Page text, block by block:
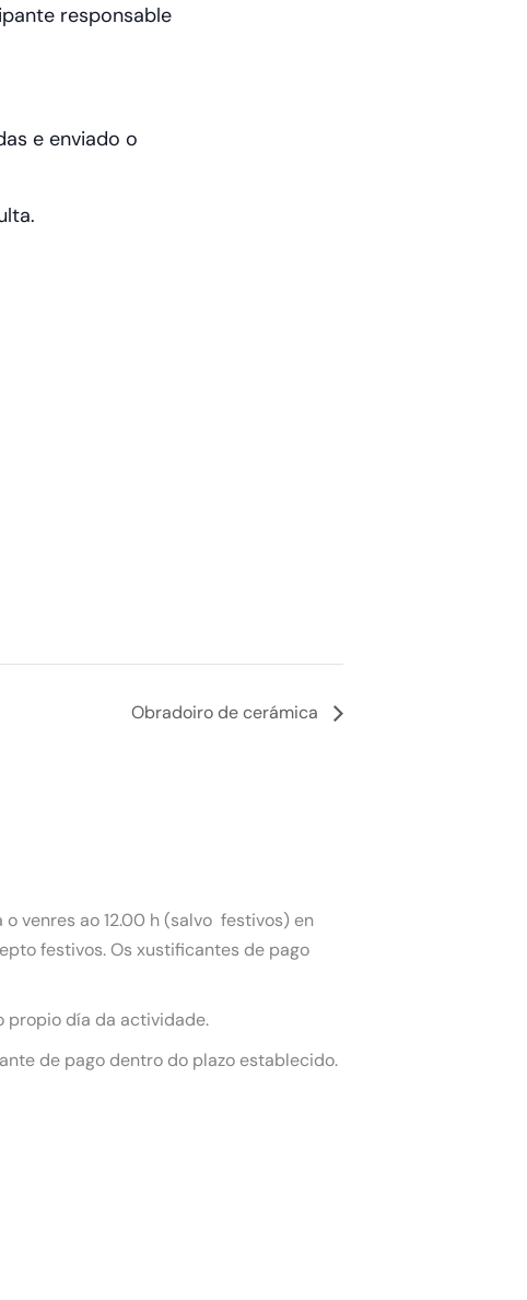
responsable
e enviado o
Obradoiro de cerámica
venres ao 12.00 h (salvo festivos) en
festivos. Os xustificantes de pago
propio día da actividade.
de pago dentro do plazo establecido.